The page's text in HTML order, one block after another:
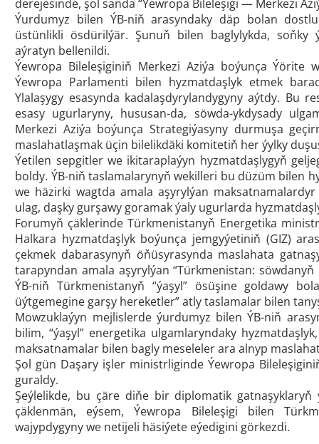
derejesinde, şol sanda “Ýewropa Bileleşigi — Merkezi
Ýurdumyz bilen ÝB-niň arasyndaky däp bolan
üstünlikli ösdürilýär. Şunuň bilen baglylykda, soňky
aýratyn bellenildi.
Ýewropa Bileleşiginiň Merkezi Aziýa boýunça Ýörite
Ýewropa Parlamenti bilen hyzmatdaşlyk etmek
Ylalaşygy esasynda kadalaşdyrylandygyny aýtdy. Bu
esasy ugurlaryny, hususan-da, söwda-ykdysady
Merkezi Aziýa boýunça Strategiýasyny durmuşa
maslahatlaşmak üçin bilelikdäki komitetiň her ýylky
Ýetilen sepgitler we ikitaraplaýyn hyzmatdaşlygyň
boldy. ÝB-niň taslamalarynyň wekilleri bu düzüm bilen
we häzirki wagtda amala aşyrylýan
ulag, daşky gurşawy goramak ýaly ugurlarda
Forumyň çäklerinde Türkmenistanyň Energetika
Halkara hyzmatdaşlyk boýunça jemgyýetiniň (GIZ)
çekmek dabarasynyň öňüsyrasynda maslahata
tarapyndan amala aşyrylýan “Türkmenistan:
ÝB-niň Türkmenistanyň “ýaşyl” ösüşine goldawy
üýtgemegine garşy hereketler” atly taslamalar bilen
Mowzuklaýyn mejlislerde ýurdumyz bilen ÝB-niň
bilim, “ýaşyl” energetika ulgamlaryndaky
maksatnamalar bilen bagly meseleler ara alnyp
Şol gün Daşary işler ministrliginde Ýewropa
guraldy.
Şeýlelikde, bu çäre diňe bir diplomatik
çäklenmän, eýsem, Ýewropa Bileleşigi bilen
wajypdygyny we netijeli häsiýete eýedigini görkezdi.